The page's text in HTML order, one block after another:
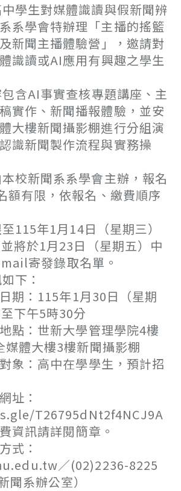
學生對媒體識讀與假新聞辨
系學會特辦理「主播的搖籃
新聞主播體驗營」，邀請對
識讀或AI應用有興趣之學生
含AI事實查核專題講座、主
實作、新聞播報體驗，並安
大樓新聞攝影棚進行分組演
識新聞製作流程與實務操
校新聞系系學會主辦，報名
額有限，依報名、繳費順序
115年1月14日（星期三）
將於1月23日（星期五）中
寄發錄取名單。
下：
：115年1月30日（星期
下午5時30分
：世新大學管理學院4樓
媒體大樓3樓新聞攝影棚
：高中在學學生，預計招
：
T26795dNt2f4NCJ9A
訊請詳閱簡章。
：
／(02)2236-8225
聞系辦公室）